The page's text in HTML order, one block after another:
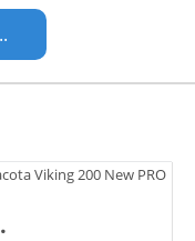
Viking 200 New PRO